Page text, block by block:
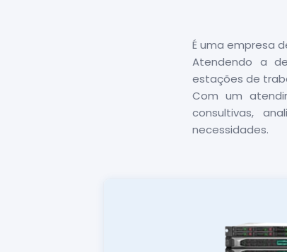
É uma empresa
Atendendo a
estações de
Com um
consultivas,
necessidades.